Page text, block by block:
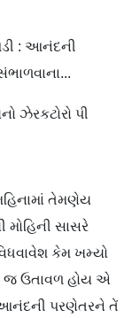
: આનંદની
ઝેરકટોરો પી
તેમણેય
મોહિની સાસરે
કેમ ખમ્યો
જ ઉતાવળ હોય એ
પરણેતરને તેં